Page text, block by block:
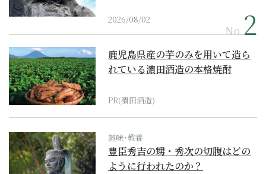
2026/08/02
No.
鹿児島県産の芋のみを用いて造ら
れている濵田酒造の本格焼酎
PR(濵田酒造)
趣味･教養
豊臣秀吉の甥・秀次の切腹はどの
ように行われたのか？